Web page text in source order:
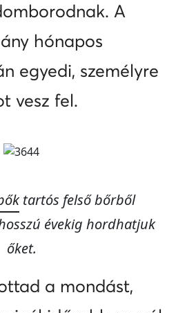
A
hónapos
egyedi, személyre
vesz fel.
tartós felső bőrből
évekig hordhatjuk
őket.
a mondást,